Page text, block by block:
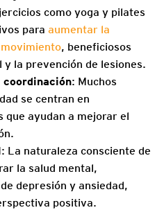
como yoga y pilates
para aumentar la
, beneficiosos
la prevención de lesiones.
: Muchos
se centran en
ayudan a mejorar el
: La naturaleza consciente de
la salud mental,
depresión y ansiedad,
positiva.